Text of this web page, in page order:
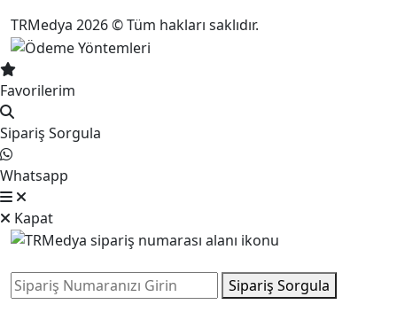
TRMedya 2026 © Tüm hakları saklıdır.
Favorilerim
Sipariş Sorgula
Whatsapp
Kapat
Sipariş Sorgula